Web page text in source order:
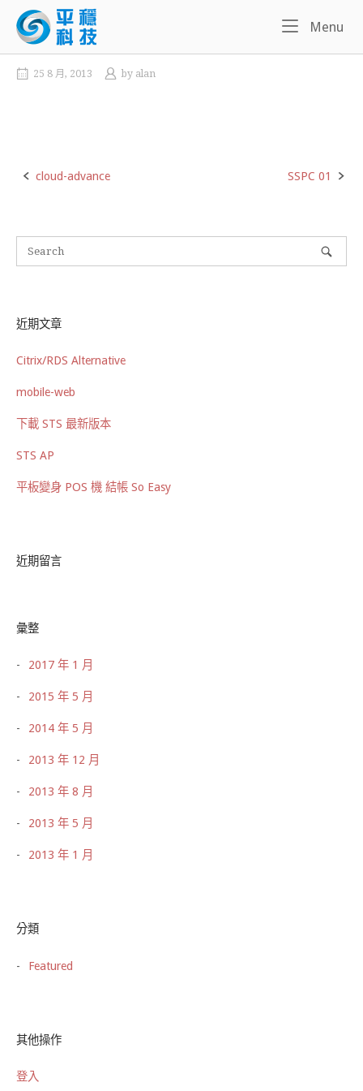
content
Home
Menu
25 8 月, 2013 by alan
Post
cloud-advance SSPC 01
近期文章
Citrix/RDS Alternative
mobile-web
下載 STS 最新版本
STS AP
平板變身 POS 機 結帳 So Easy
近期留言
彙整
2017 年 1 月
2015 年 5 月
2014 年 5 月
2013 年 12 月
2013 年 8 月
2013 年 5 月
2013 年 1 月
分類
Featured
其他操作
登入